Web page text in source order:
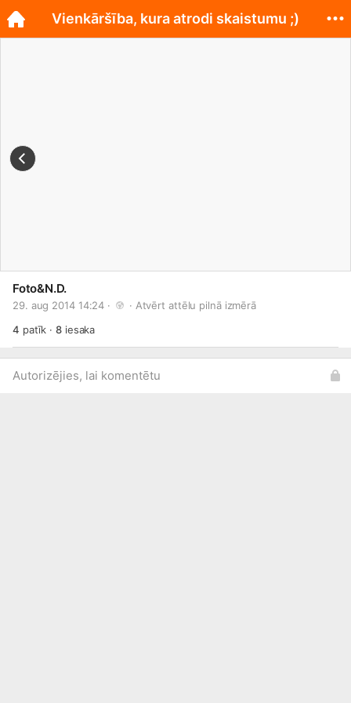
Foto&N.D.
29. aug 2014 14:24 · · Atvērt attēlu pilnā izmērā
4 patīk ·8iesaka
Autorizējies, lai komentētu
Vienkāršība, kura atrodi skaistumu ;)